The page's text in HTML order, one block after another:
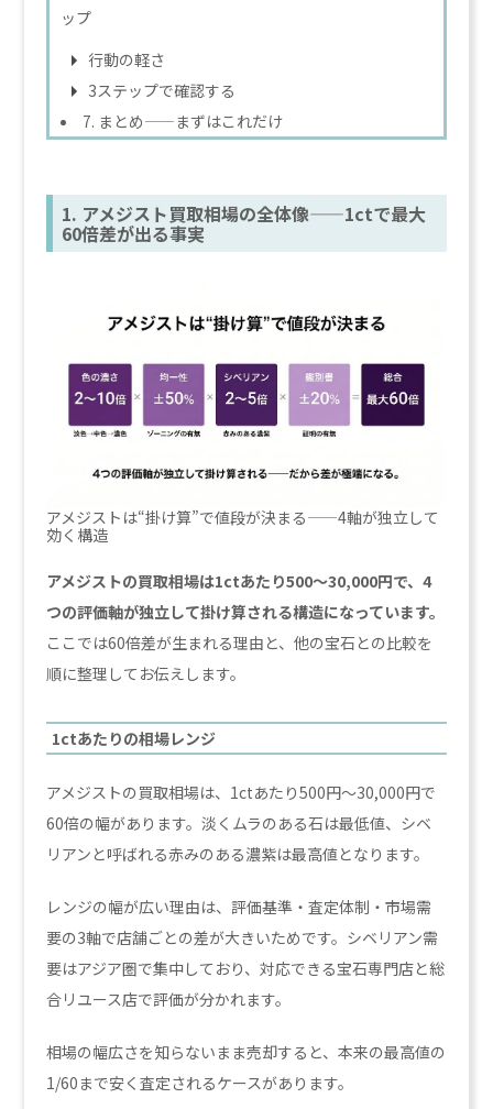
ップ
行動の軽さ
3ステップで確認する
7. まとめ——まずはこれだけ
1. アメジスト買取相場の全体像——1ctで最大
60倍差が出る事実
アメジストは“掛け算”で値段が決まる——4軸が独立して
効く構造
アメジストの買取相場は1ctあたり500〜30,000円で、4
つの評価軸が独立して掛け算される構造になっています。
ここでは60倍差が生まれる理由と、他の宝石との比較を
順に整理してお伝えします。
1ctあたりの相場レンジ
アメジストの買取相場は、1ctあたり500円〜30,000円で
60倍の幅があります。淡くムラのある石は最低値、シベ
リアンと呼ばれる赤みのある濃紫は最高値となります。
レンジの幅が広い理由は、評価基準・査定体制・市場需
要の3軸で店舗ごとの差が大きいためです。シベリアン需
要はアジア圏で集中しており、対応できる宝石専門店と総
合リユース店で評価が分かれます。
相場の幅広さを知らないまま売却すると、本来の最高値の
1/60まで安く査定されるケースがあります。